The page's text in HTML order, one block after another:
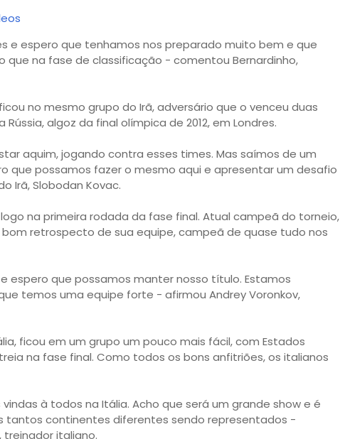
e espero que tenhamos nos preparado muito bem e que
que na fase de classificação - comentou Bernardinho,
no mesmo grupo do Irã, adversário que o venceu duas
algoz da final olímpica de 2012, em Londres.
aquim, jogando contra esses times. Mas saímos de um
que possamos fazer o mesmo aqui e apresentar um desafio
Irã, Slobodan Kovac.
na primeira rodada da fase final. Atual campeã do torneio,
retrospecto de sua equipe, campeã de quase tudo nos
espero que possamos manter nosso título. Estamos
temos uma equipe forte - afirmou Andrey Voronkov,
ficou em um grupo um pouco mais fácil, com Estados
na fase final. Como todos os bons anfitriões, os italianos
à todos na Itália. Acho que será um grande show e é
tantos continentes diferentes sendo representados -
treinador italiano.